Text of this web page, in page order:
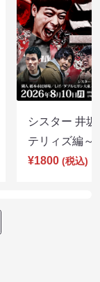
シスター 井
テリィズ編
¥1800 (税込)